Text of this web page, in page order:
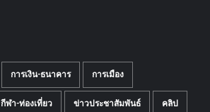
การเงิน-ธนาคาร การเมือง
กีฬา-ท่องเที่ยว ข่าวประชาสัมพันธ์ คลิป